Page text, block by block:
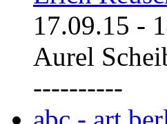
17.09.15 -
Aurel
----------